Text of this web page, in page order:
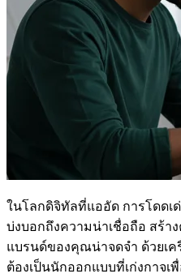
ในโลกดิจิทัลที่แออัด การโดด
บ่งบอกถึงความน่าเชื่อถือ สร้า
แบรนด์ของคุณน่าจดจำ ด้วยเ
ต้องเป็นนักออกแบบที่เก่งกาจเ